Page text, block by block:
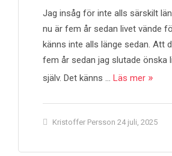
Jag insåg för inte alls särskilt
nu är fem år sedan livet vände
känns inte alls länge sedan. Att
fem år sedan jag slutade önska
själv. Det känns … Läs mer
Kristoffer Persson 24 juli, 2025